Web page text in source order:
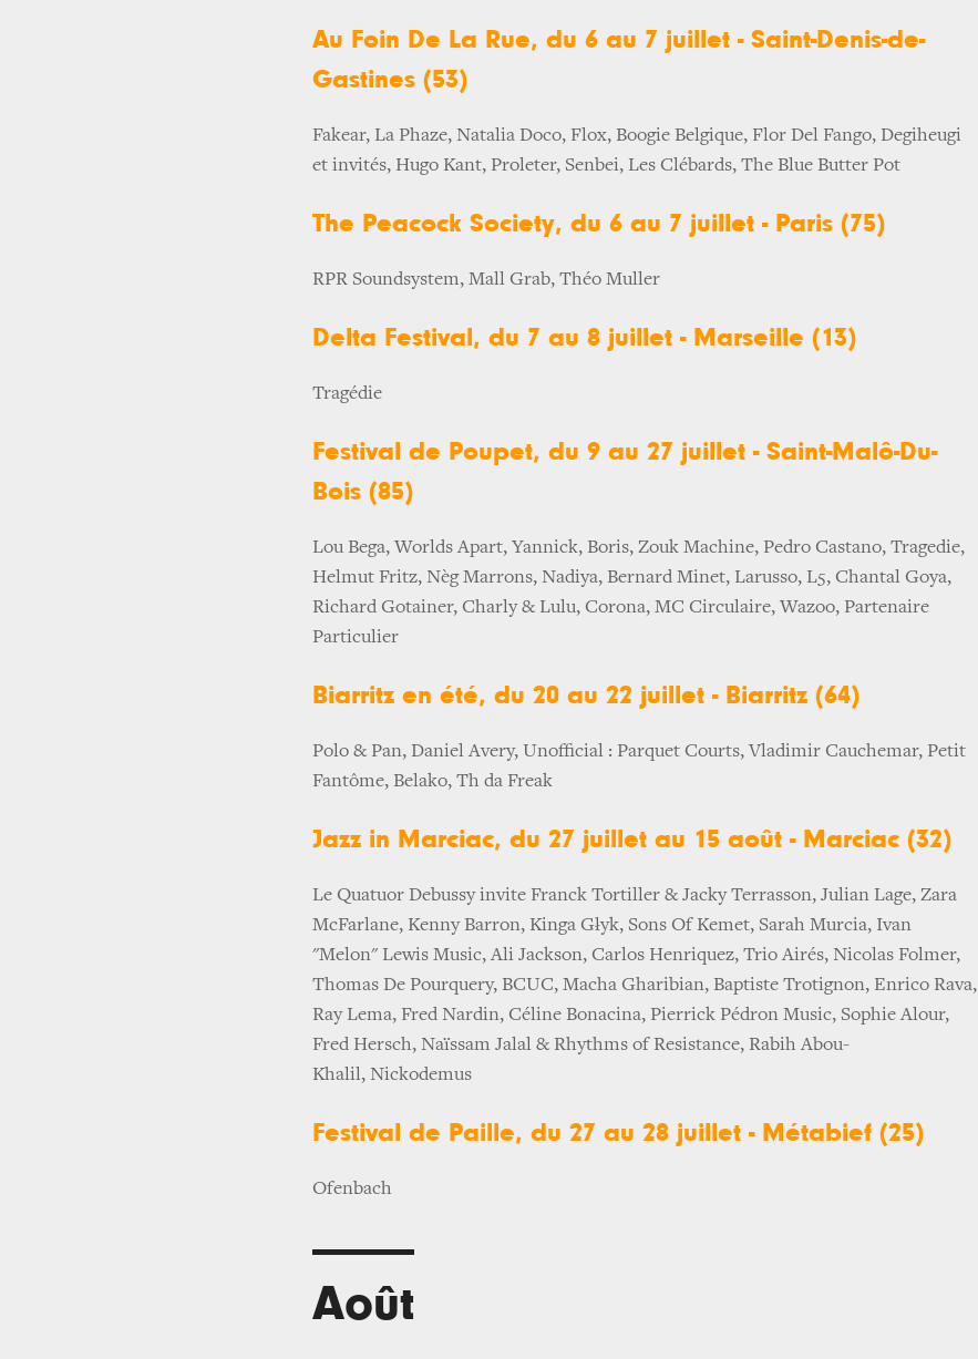
Au Foin De La Rue, du 6 au 7 juillet - Saint-Denis-de-
Gastines (53)
Fakear, La Phaze, Natalia Doco, Flox, Boogie Belgique, Flor Del Fango, Degiheugi
et invités, Hugo Kant, Proleter, Senbei, Les Clébards, The Blue Butter Pot
The Peacock Society, du 6 au 7 juillet - Paris (75)
RPR Soundsystem, Mall Grab, Théo Muller
Delta Festival, du 7 au 8 juillet - Marseille (13)
Tragédie
Festival de Poupet, du 9 au 27 juillet - Saint-Malô-Du-
Bois (85)
Lou Bega, Worlds Apart, Yannick, Boris, Zouk Machine, Pedro Castano, Tragedie,
Helmut Fritz, Nèg Marrons, Nadiya, Bernard Minet, Larusso, L5, Chantal Goya,
Richard Gotainer, Charly & Lulu, Corona, MC Circulaire, Wazoo, Partenaire
Particulier
Biarritz en été, du 20 au 22 juillet - Biarritz (64)
Polo & Pan, Daniel Avery, Unofficial : Parquet Courts, Vladimir Cauchemar, Petit
Fantôme, Belako, Th da Freak
Jazz in Marciac, du 27 juillet au 15 août - Marciac (32)
Le Quatuor Debussy invite Franck Tortiller & Jacky Terrasson, Julian Lage, Zara
McFarlane, Kenny Barron, Kinga Głyk, Sons Of Kemet, Sarah Murcia, Ivan
"Melon" Lewis Music, Ali Jackson, Carlos Henriquez, Trio Airés, Nicolas Folmer,
Thomas De Pourquery, BCUC, Macha Gharibian, Baptiste Trotignon, Enrico Rava,
Ray Lema, Fred Nardin, Céline Bonacina, Pierrick Pédron Music, Sophie Alour,
Fred Hersch, Naïssam Jalal & Rhythms of Resistance, Rabih Abou-
Khalil, Nickodemus
Festival de Paille, du 27 au 28 juillet - Métabief (25)
Ofenbach
Août